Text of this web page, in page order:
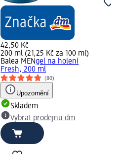
42,50 Kč
200 ml (21,25 Kč za 100 ml)
Balea MENgel na holení
Fresh, 200 ml
(80)
Upozornění
Skladem
Vybrat prodejnu dm